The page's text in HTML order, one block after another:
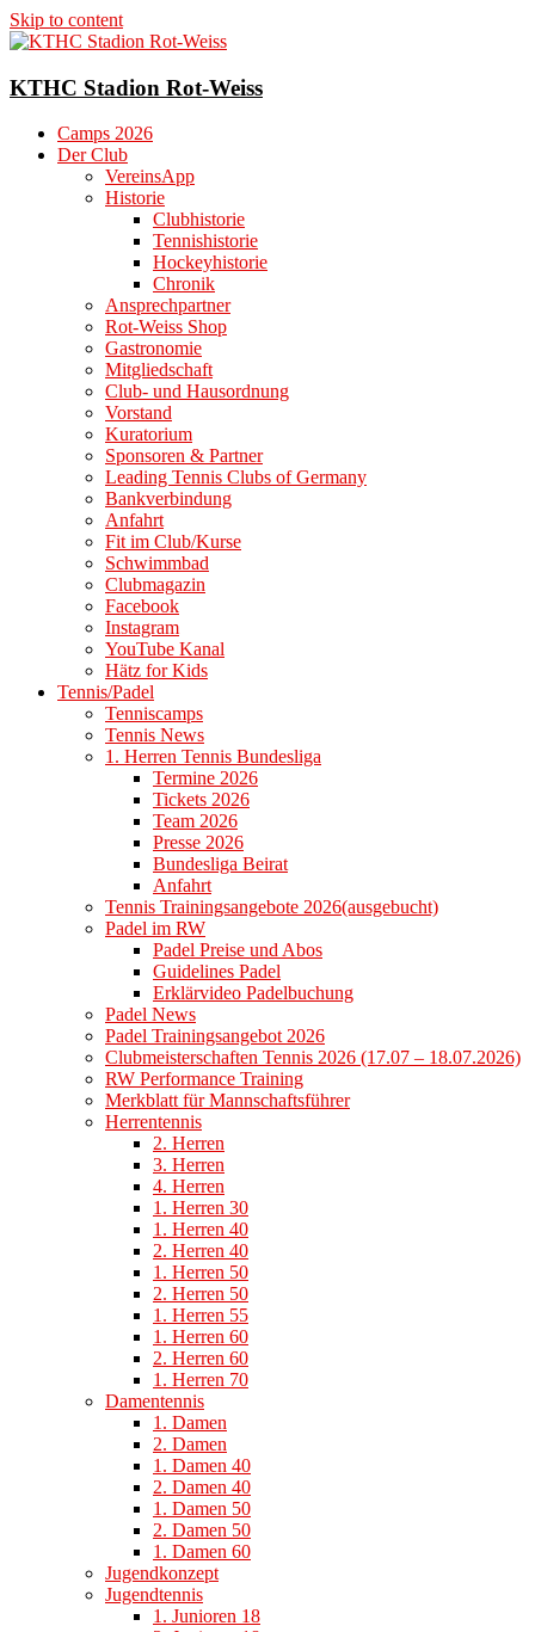
Skip to content
KTHC Stadion Rot-Weiss
Camps 2026
Der Club
VereinsApp
Historie
Clubhistorie
Tennishistorie
Hockeyhistorie
Chronik
Ansprechpartner
Rot-Weiss Shop
Gastronomie
Mitgliedschaft
Club- und Hausordnung
Vorstand
Kuratorium
Sponsoren & Partner
Leading Tennis Clubs of Germany
Bankverbindung
Anfahrt
Fit im Club/Kurse
Schwimmbad
Clubmagazin
Facebook
Instagram
YouTube Kanal
Hätz for Kids
Tennis/Padel
Tenniscamps
Tennis News
1. Herren Tennis Bundesliga
Termine 2026
Tickets 2026
Team 2026
Presse 2026
Bundesliga Beirat
Anfahrt
Tennis Trainingsangebote 2026(ausgebucht)
Padel im RW
Padel Preise und Abos
Guidelines Padel
Erklärvideo Padelbuchung
Padel News
Padel Trainingsangebot 2026
Clubmeisterschaften Tennis 2026 (17.07 – 18.07.2026)
RW Performance Training
Merkblatt für Mannschaftsführer
Herrentennis
2. Herren
3. Herren
4. Herren
1. Herren 30
1. Herren 40
2. Herren 40
1. Herren 50
2. Herren 50
1. Herren 55
1. Herren 60
2. Herren 60
1. Herren 70
Damentennis
1. Damen
2. Damen
1. Damen 40
2. Damen 40
1. Damen 50
2. Damen 50
1. Damen 60
Jugendkonzept
Jugendtennis
1. Junioren 18